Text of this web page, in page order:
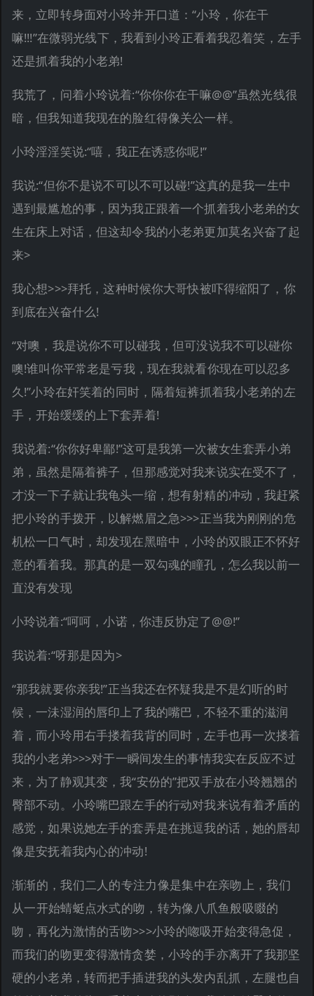
来，立即转身面对小玲并开口道：“小玲，你在干
嘛!!!”在微弱光线下，我看到小玲正看着我忍着笑，左手
还是抓着我的小老弟!
我荒了，问着小玲说着:“你你你在干嘛@@”虽然光线很
暗，但我知道我现在的脸红得像关公一样。
小玲淫淫笑说:“嘻，我正在诱惑你呢!”
我说:“但你不是说不可以不可以碰!”这真的是我一生中
遇到最尴尬的事，因为我正跟着一个抓着我小老弟的女
生在床上对话，但这却令我的小老弟更加莫名兴奋了起
来>
我心想>>>拜托，这种时候你大哥快被吓得缩阳了，你
到底在兴奋什么!
“对噢，我是说你不可以碰我，但可没说我不可以碰你
噢!谁叫你平常老是亏我，现在我就看你现在可以忍多
久!”小玲在奸笑着的同时，隔着短裤抓着我小老弟的左
手，开始缓缓的上下套弄着!
我说着:“你你好卑鄙!”这可是我第一次被女生套弄小弟
弟，虽然是隔着裤子，但那感觉对我来说实在受不了，
才没一下子就让我龟头一缩，想有射精的冲动，我赶紧
把小玲的手拨开，以解燃眉之急>>>正当我为刚刚的危
机松一口气时，却发现在黑暗中，小玲的双眼正不怀好
意的看着我。那真的是一双勾魂的瞳孔，怎么我以前一
直没有发现
小玲说着:“呵呵，小诺，你违反协定了@@!”
我说着:“呀那是因为>
“那我就要你亲我!”正当我还在怀疑我是不是幻听的时
候，一沬湿润的唇印上了我的嘴巴，不轻不重的滋润
着，而小玲用右手搂着我背的同时，左手也再一次搂着
我的小老弟>>>对于一瞬间发生的事情我实在反应不过
来，为了静观其变，我“安份的”把双手放在小玲翘翘的
臀部不动。小玲嘴巴跟左手的行动对我来说有着矛盾的
感觉，如果说她左手的套弄是在挑逗我的话，她的唇却
像是安抚着我内心的冲动!
渐渐的，我们二人的专注力像是集中在亲吻上，我们
从一开始蜻蜓点水式的吻，转为像八爪鱼般吸啜的
吻，再化为激情的舌吻>>>小玲的唿吸开始变得急促，
而我们的吻更变得激情贪婪，小玲的手亦离开了我那坚
硬的小老弟，转而把手插进我的头发内乱抓，左腿也自